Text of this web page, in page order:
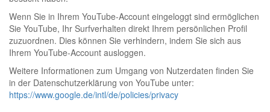
Wenn Sie in Ihrem YouTube-Account eingeloggt sind ermöglichen
Sie YouTube, Ihr Surfverhalten direkt Ihrem persönlichen Profil
zuzuordnen. Dies können Sie verhindern, indem Sie sich aus
Ihrem YouTube-Account ausloggen.
Weitere Informationen zum Umgang von Nutzerdaten finden Sie
in der Datenschutzerklärung von YouTube unter:
https://www.google.de/intl/de/policies/privacy